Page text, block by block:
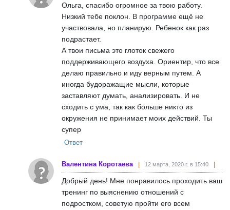
Ольга, спасибо огромное за твою работу.
Низкий тебе поклон. В программе ещё не
участвовала, но планирую. Ребенок как раз
подрастает.
А твои письма это глоток свежего
поддерживающего воздуха. Ориентир, что все
делаю правильно и иду верным путем. А
иногда будоражащие мысли, которые
заставляют думать, анализировать. И не
сходить с ума, так как больше никто из
окружения не принимает моих действий. Ты
супер
Ответ
Валентина Коротаева 12 марта, 2020 г. в 15:40
Добрый день! Мне понравилось проходить ваш
тренинг по выяснению отношений с
подростком, советую пройти его всем